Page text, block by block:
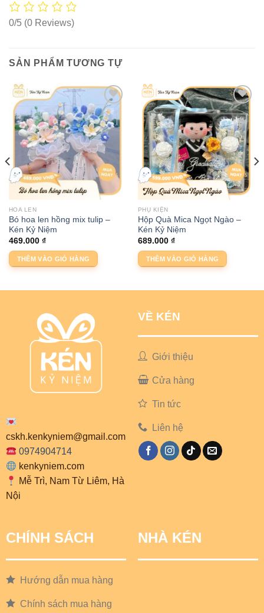
0/5 (0 Reviews)
SẢN PHẨM TƯƠNG TỰ
HOA LEN
Bó hoa len hồng mix tulip –
Kén Kỷ Niệm
469.000 ₫
THÊM VÀO GIỎ HÀNG
PHỤ KIỆN
Hộp Quà Mica Ngọt Ngào –
Kén Kỷ Niệm
689.000 ₫
THÊM VÀO GIỎ HÀNG
cskh.kenkyniem@gmail.com
0974904714
kenkyniem.com
Mễ Trì, Nam Từ Liêm, Hà
Nội
VỀ KÉN
Giới thiệu
Cửa hàng
Tin tức
Liên hệ
CHÍNH SÁCH
Hướng dẫn mua hàng
Chính sách mua hàng
NHÀ KÉN